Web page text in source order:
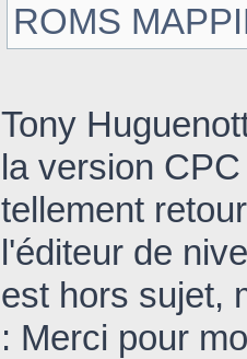
ROMS
Tony
la version
tellement
l'éditeur de
est hors sujet,
: Merci pour